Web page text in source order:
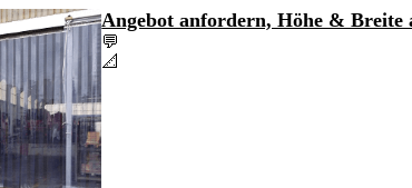
Angebot anfordern, Höhe & Breite
💬
📐